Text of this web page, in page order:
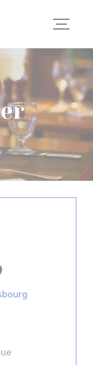
((ouvre une